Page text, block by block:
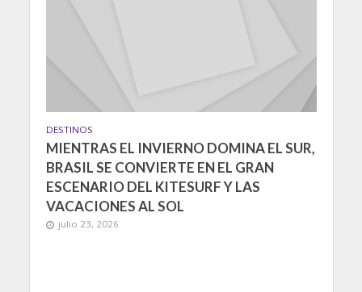
DESTINOS
MIENTRAS EL INVIERNO DOMINA EL SUR,
BRASIL SE CONVIERTE EN EL GRAN
ESCENARIO DEL KITESURF Y LAS
VACACIONES AL SOL
julio 23, 2026